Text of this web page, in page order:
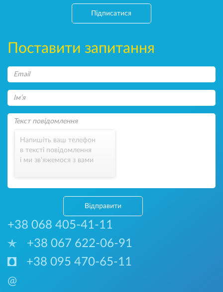
Підписатися
Поставити запитання
Напишіть ваш телефон
в тексті повідомлення
і ми зв’яжемося з вами
Відправити
+38 068 405-41-11
+38 067 622-06-91
+38 095 470-65-11
@